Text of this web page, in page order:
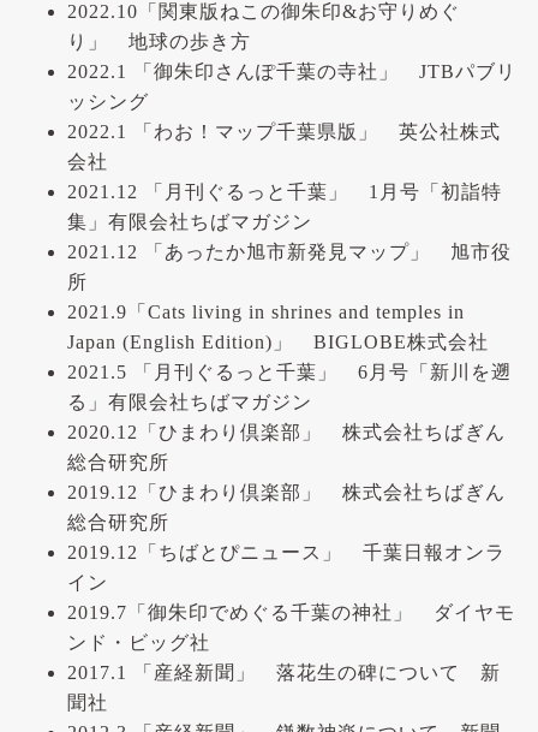
2022.10「関東版ねこの御朱印&お守りめぐ
り」 地球の歩き方
2022.1 「御朱印さんぽ千葉の寺社」 JTBパブリ
ッシング
2022.1 「わお！マップ千葉県版」 英公社株式
会社
2021.12 「月刊ぐるっと千葉」 1月号「初詣特
集」有限会社ちばマガジン
2021.12 「あったか旭市新発見マップ」 旭市役
所
2021.9「Cats living in shrines and temples in
Japan (English Edition)」 BIGLOBE株式会社
2021.5 「月刊ぐるっと千葉」 6月号「新川を遡
る」有限会社ちばマガジン
2020.12「ひまわり倶楽部」 株式会社ちばぎん
総合研究所
2019.12「ひまわり倶楽部」 株式会社ちばぎん
総合研究所
2019.12「ちばとぴニュース」 千葉日報オンラ
イン
2019.7「御朱印でめぐる千葉の神社」 ダイヤモ
ンド・ビッグ社
2017.1 「産経新聞」 落花生の碑について 新
聞社